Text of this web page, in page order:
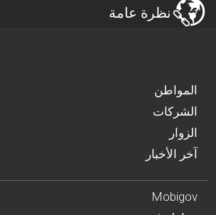
نظرة عامة
المواطن
الشركات
الزوار
آخر الأخبار
Mobigov